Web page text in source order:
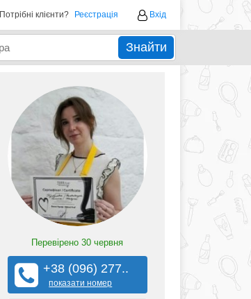
Потрібні клієнти? Реєстрація Вхід
Знайти
Перевірено30 червня
+38 (096) 277..
показати номер